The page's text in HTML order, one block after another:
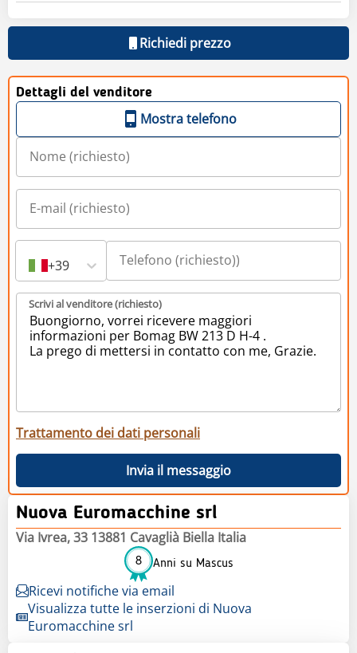
Richiedi prezzo
Dettagli del venditore
Mostra telefono
+39
Scrivi al venditore (richiesto)
Trattamento dei dati personali
Invia il messaggio
Nuova Euromacchine srl
Via Ivrea, 33 13881 Cavaglià Biella Italia
8 Anni su Mascus
Ricevi notifiche via email
Visualizza tutte le inserzioni di Nuova
Euromacchine srl